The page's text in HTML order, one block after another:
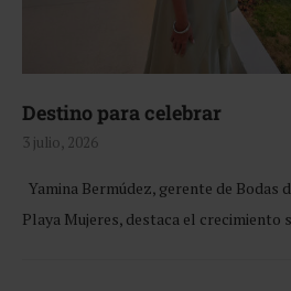
Destino para celebrar
3 julio, 2026
Yamina Bermúdez, gerente de Bodas
Playa Mujeres, destaca el crecimiento